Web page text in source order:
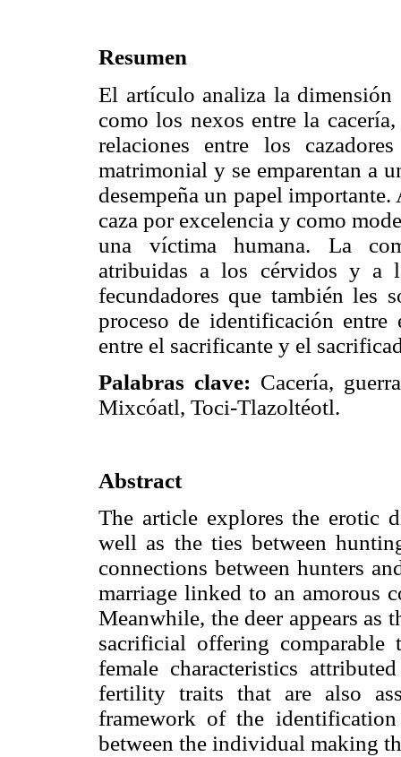
Resumen
El artículo analiza la dimensión
como los nexos entre la
relaciones entre los
matrimonial y se emparentan a
desempeña un papel
caza por excelencia y como
una víctima humana. La
atribuidas a los cérvidos y a
fecundadores que también les
proceso de identificación entre
entre el sacrificante y el
Palabras clave: Cacería,
Mixcóatl, Toci-Tlazoltéotl.
Abstract
The article explores the erotic
well as the ties between
connections between hunters
marriage linked to an amorous
Meanwhile, the deer appears as
sacrificial offering
female characteristics
fertility traits that are also
framework of the
between the individual making